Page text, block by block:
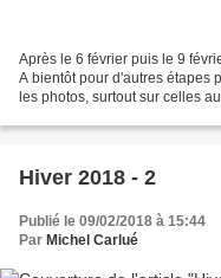
Après le 6 février puis le 9
A bientôt pour d'autres étapes
les photos, surtout sur celles
Hiver 2018 - 2
Publié le 09/02/2018 à 15:44
Par Michel Carlué